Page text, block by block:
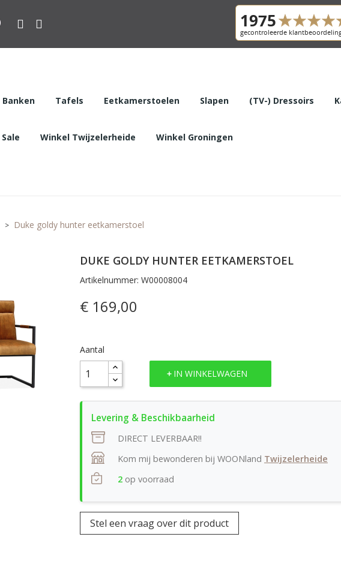
Banken Tafels Eetkamerstoelen Slapen (TV-) Dressoirs
Sale Winkel Twijzelerheide Winkel Groningen
Duke goldy hunter eetkamerstoel
DUKE GOLDY HUNTER EETKAMERSTOEL
Artikelnummer: W00008004
€ 169,00
Aantal
IN WINKELWAGEN
DIRECT LEVERBAAR!!
Kom mij bewonderen bij WOONland Twijzelerheide
2op voorraad
Stel een vraag over dit product